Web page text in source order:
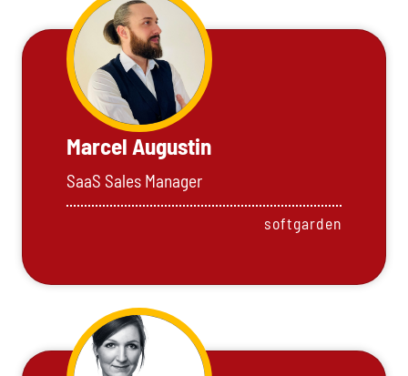
Marcel Augustin
SaaS Sales Manager
softgarden